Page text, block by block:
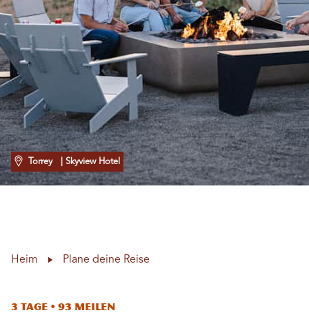
Torrey | Skyview Hotel
Heim Plane deine Reise
3 Tage • 93 Meilen